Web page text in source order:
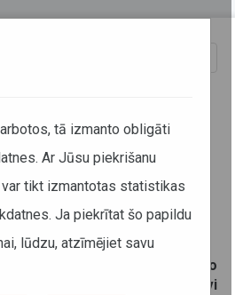
gaidāmas
Cēsis–Līvi
ierosinājumiem, no
maršruta Nr.5613 Cēsis–Līvi
tā izmanto obligāti
Ar Jūsu piekrišanu
tikt izmantotas statistikas
Ja piekrītat šo papildu
lūdzu, atzīmējiet savu